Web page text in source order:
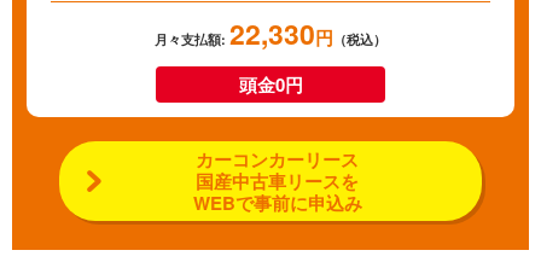
月々支払額: 22,330円 （税込）
頭金0円
カーコンカーリース
国産中古車リースを
WEBで事前に申込み